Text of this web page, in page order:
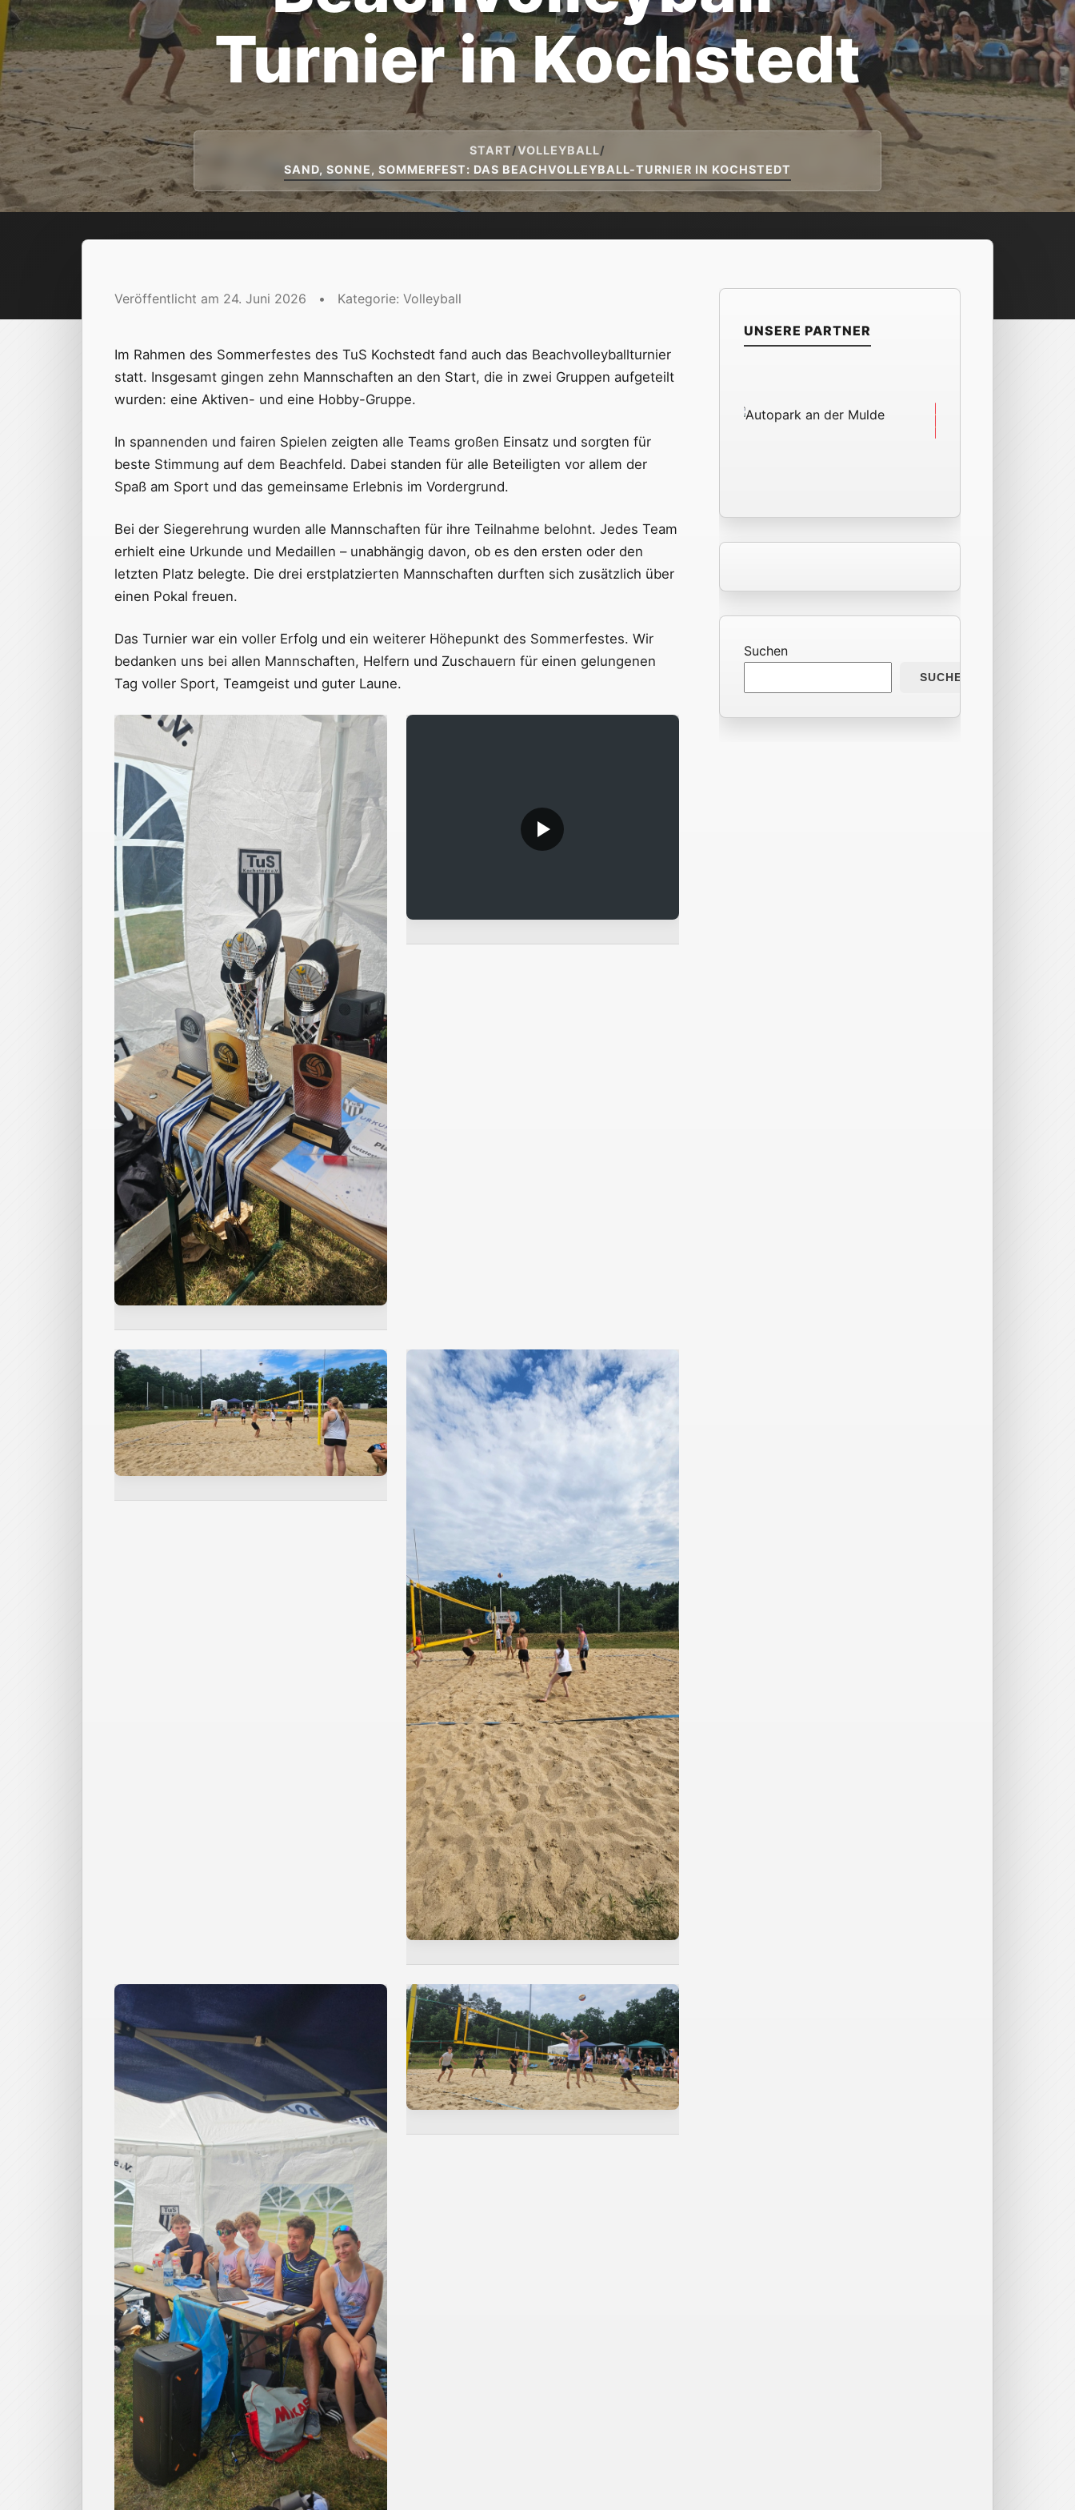
Turnier in Kochstedt
START/VOLLEYBALL/
SAND, SONNE, SOMMERFEST: DAS BEACHVOLLEYBALL-TURNIER IN KOCHSTEDT
Veröffentlicht am 24. Juni 2026 • Kategorie: Volleyball
Im Rahmen des Sommerfestes des TuS Kochstedt fand auch das Beachvolleyballturnier
statt. Insgesamt gingen zehn Mannschaften an den Start, die in zwei Gruppen aufgeteilt
wurden: eine Aktiven- und eine Hobby-Gruppe.
In spannenden und fairen Spielen zeigten alle Teams großen Einsatz und sorgten für
beste Stimmung auf dem Beachfeld. Dabei standen für alle Beteiligten vor allem der
Spaß am Sport und das gemeinsame Erlebnis im Vordergrund.
Bei der Siegerehrung wurden alle Mannschaften für ihre Teilnahme belohnt. Jedes Team
erhielt eine Urkunde und Medaillen – unabhängig davon, ob es den ersten oder den
letzten Platz belegte. Die drei erstplatzierten Mannschaften durften sich zusätzlich über
einen Pokal freuen.
Das Turnier war ein voller Erfolg und ein weiterer Höhepunkt des Sommerfestes. Wir
bedanken uns bei allen Mannschaften, Helfern und Zuschauern für einen gelungenen
Tag voller Sport, Teamgeist und guter Laune.
UNSERE PARTNER
Suchen
SUCHEN